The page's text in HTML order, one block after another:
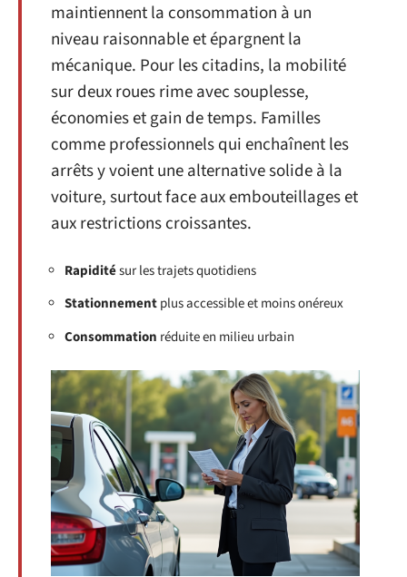
maintiennent la consommation à un
niveau raisonnable et épargnent la
mécanique. Pour les citadins, la mobilité
sur deux roues rime avec souplesse,
économies et gain de temps. Familles
comme professionnels qui enchaînent les
arrêts y voient une alternative solide à la
voiture, surtout face aux embouteillages et
aux restrictions croissantes.
Rapiditésur les trajets quotidiens
Stationnementplus accessible et moins onéreux
Consommation réduite en milieu urbain